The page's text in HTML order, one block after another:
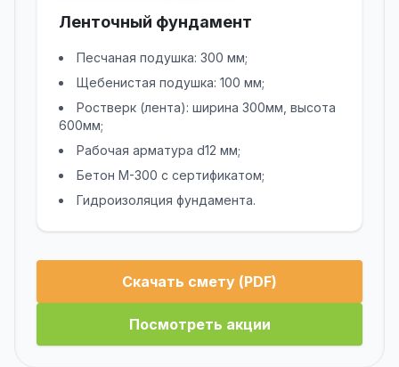
Ленточный фундамент
Песчаная подушка: 300 мм;
Щебенистая подушка: 100 мм;
Ростверк (лента): ширина 300мм, высота
600мм;
Рабочая арматура d12 мм;
Бетон М-300 с сертификатом;
Гидроизоляция фундамента.
Скачать смету (PDF)
Посмотреть акции